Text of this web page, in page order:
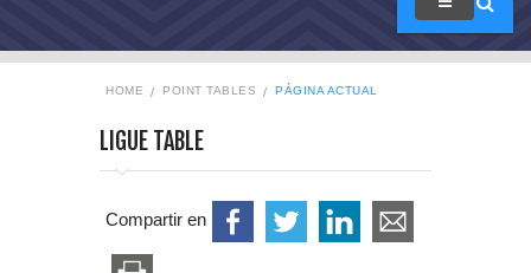
HOME POINT TABLES PÁGINA ACTUAL
LIGUE TABLE
Compartir en